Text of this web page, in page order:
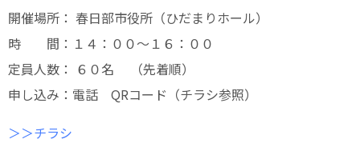
開催場所： 春日部市役所（ひだまりホール）
時 間：１４：００～１６：００
定員人数： ６０名 （先着順）
申し込み：電話 QRコード（チラシ参照）
＞＞チラシ